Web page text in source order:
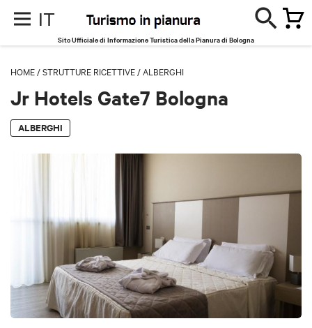
IT
Sito Ufficiale di Informazione Turistica della Pianura di Bologna
HOME /STRUTTURE RICETTIVE /ALBERGHI
Jr Hotels Gate7 Bologna
ALBERGHI